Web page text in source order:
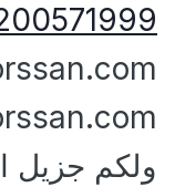
ولكم جزيل